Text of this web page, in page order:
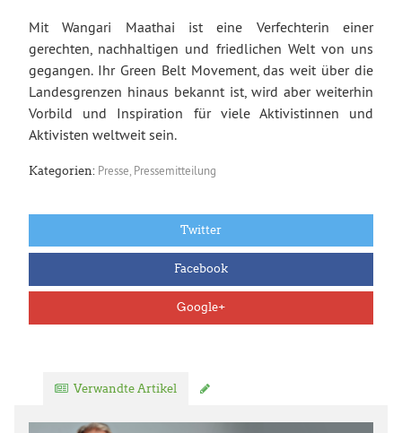
Mit Wangari Maathai ist eine Verfechterin einer
gerechten, nachhaltigen und friedlichen Welt von uns
gegangen. Ihr Green Belt Movement, das weit über die
Landesgrenzen hinaus bekannt ist, wird aber weiterhin
Vorbild und Inspiration für viele Aktivistinnen und
Aktivisten weltweit sein.
Kategorien: Presse, Pressemitteilung
Twitter
Facebook
Google+
Verwandte Artikel